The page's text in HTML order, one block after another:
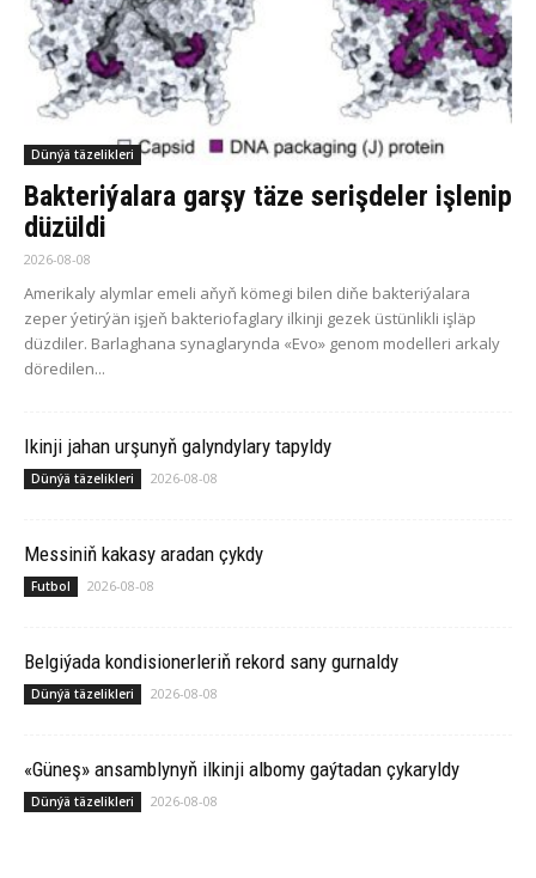
Dünýä täzelikleri
Bakteriýalara garşy täze serişdeler işlenip
düzüldi
2026-08-08
Amerikaly alymlar emeli aňyň kömegi bilen diňe bakteriýalara
zeper ýetirýän işjeň bakteriofaglary ilkinji gezek üstünlikli işläp
düzdiler. Barlaghana synaglarynda «Evo» genom modelleri arkaly
döredilen...
Ikinji jahan urşunyň galyndylary tapyldy
Dünýä täzelikleri 2026-08-08
Messiniň kakasy aradan çykdy
Futbol 2026-08-08
Belgiýada kondisionerleriň rekord sany gurnaldy
Dünýä täzelikleri 2026-08-08
«Güneş» ansamblynyň ilkinji albomy gaýtadan çykaryldy
Dünýä täzelikleri 2026-08-08